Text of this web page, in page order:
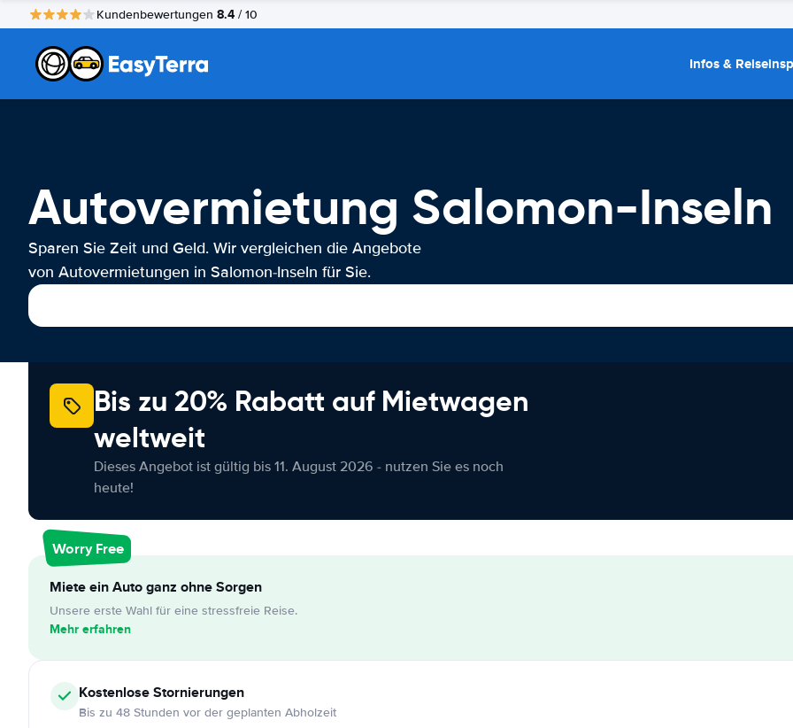
Kundenbewertungen 8.4 / 10
Infos &
Autovermietung Salomon-Inseln
Sparen Sie Zeit und Geld. Wir vergleichen die Angebote
von Autovermietungen in Salomon-Inseln für Sie.
Bis zu 20% Rabatt auf Mietwagen
weltweit
Dieses Angebot ist gültig bis 11. August 2026 - nutzen Sie es noch
heute!
Worry Free
Miete ein Auto ganz ohne Sorgen
Unsere erste Wahl für eine stressfreie Reise.
Mehr erfahren
KostenloseStornierungen
Bis zu 48 Stunden vor der geplanten Abholzeit